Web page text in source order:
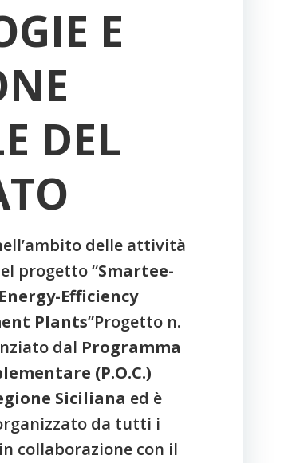
E
DEL
delle attività
progetto “Smartee-
Efficiency
Plants”Progetto n.
dal Programma
(P.O.C.)
Siciliana ed è
da tutti i
collaborazione con il